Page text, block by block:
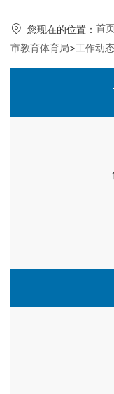
您现在的位置： 首
市教育体育局>工作动态